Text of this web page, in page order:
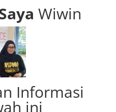
Wiwin
Informasi
ini